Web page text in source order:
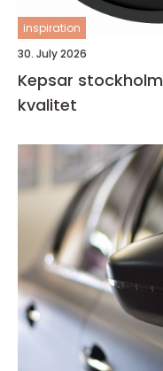
inspiration
30. July 2026
Kepsar stockholm guide till stil, funktion och
kvalitet